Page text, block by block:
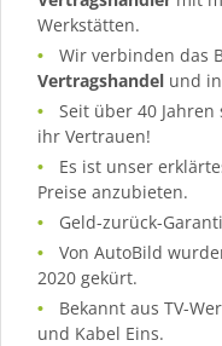
Werkstätten.
Wir verbinden das
Vertragshandel und
Seit über 40
ihr Vertrauen!
Es ist unser
Preise anzubieten.
Geld-zurück-
Von AutoBild
2020 gekürt.
Bekannt aus TV-
und Kabel Eins.